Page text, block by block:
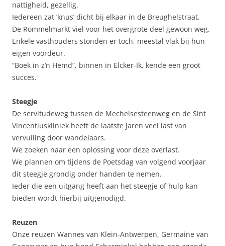
nattigheid, gezellig.
Iedereen zat ‘knus’ dicht bij elkaar in de Breughelstraat.
De Rommelmarkt viel voor het overgrote deel gewoon weg.
Enkele vasthouders stonden er toch, meestal vlak bij hun
eigen voordeur.
“Boek in z’n Hemd”, binnen in Elcker-Ik, kende een groot
succes.
Steegje
De servitudeweg tussen de Mechelsesteenweg en de Sint
Vincentiuskliniek heeft de laatste jaren veel last van
vervuiling door wandelaars.
We zoeken naar een oplossing voor deze overlast.
We plannen om tijdens de Poetsdag van volgend voorjaar
dit steegje grondig onder handen te nemen.
Ieder die een uitgang heeft aan het steegje of hulp kan
bieden wordt hierbij uitgenodigd.
Reuzen
Onze reuzen Wannes van Klein-Antwerpen, Germaine van